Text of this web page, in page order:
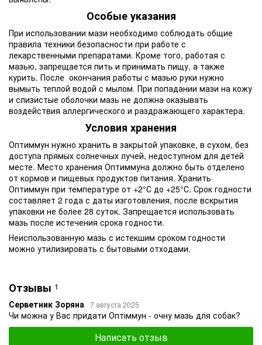
Особые указания
При использовании мази необходимо соблюдать общие
правила техники безопасности при работе с
лекарственными препаратами. Кроме того, работая с
мазью, запрещается пить и принимать пищу, а также
курить. После окончания работы с мазью руки нужно
вымыть теплой водой с мылом. При попадании мази на кожу
и слизистые оболочки мазь не должна оказывать
воздействия аллергического и раздражающего характера.
Условия хранения
Оптиммун нужно хранить в закрытой упаковке, в сухом, без
доступа прямых солнечных лучей, недоступном для детей
месте. Место хранения Оптиммуна должно быть отделено
от кормов и пищевых продуктов питания. Хранить
Оптиммун при температуре от +2°С до +25°С. Срок годности
составляет 2 года с даты изготовления, после вскрытия
упаковки не более 28 суток. Запрещается использовать
мазь после истечения срока годности.
Неиспользованную мазь с истекшим сроком годности
можно утилизировать с бытовыми отходами.
Отзывы 1
Серветник Зоряна 7 августа 2025
Чи можна у Вас придати Оптіммун - очну мазь для собак?
Написать отзыв